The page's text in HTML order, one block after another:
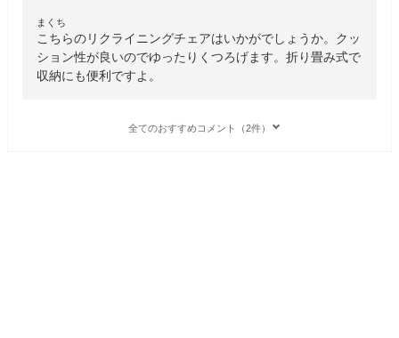
まくち
こちらのリクライニングチェアはいかがでしょうか。クッ
ション性が良いのでゆったりくつろげます。折り畳み式で
収納にも便利ですよ。
全てのおすすめコメント（2件）